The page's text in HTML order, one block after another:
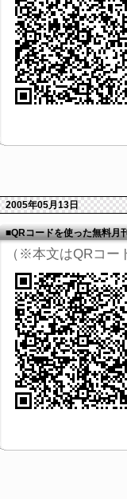
2005年05月13日
■QRコードを使った無料月
（※本文はQRコー